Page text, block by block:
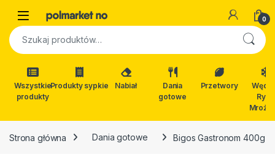
Open 0
Szukaj:
Wszystkie
produkty
Produkty sypkie Nabiał
Dania
gotowe
Przetwory
Ryby
Strona główna Dania gotowe Bigos Gastronom 400g